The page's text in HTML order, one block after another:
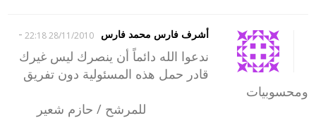
أشرف فارس محمد فارس 28/11/2010 22:18
-
ندعوا الله دائماً أن ينصرك ليس غيرك
قادر حمل هذه المسئولية دون تفريق
ومحسوبيات
للمرشح / حازم شعير